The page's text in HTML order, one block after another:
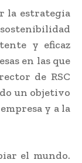
la estrategia
y eficaz
en las que
de RSC
un objetivo
y a la
el mundo.